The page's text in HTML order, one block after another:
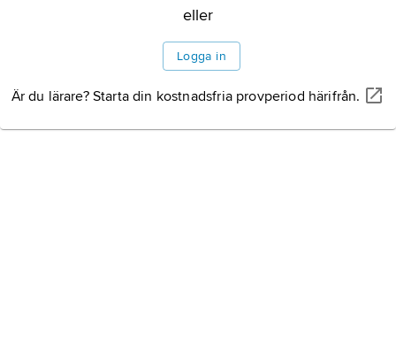
eller
Logga in
Är du lärare? Starta din kostnadsfria provperiod härifrån.